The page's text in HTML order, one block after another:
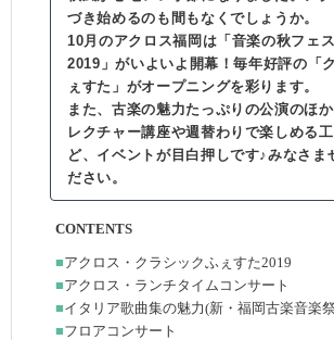
づき始めるのも間もなくでしょうか。
10月のアクロス福岡は「音楽の秋フェ
2019」がいよいよ開幕！毎年好評の「
ぇすた」がオープニングを彩ります。
また、古楽の魅力たっぷりの公演のほ
レクチャー講座や週替わりで楽しめる
ど、イベントが目白押しです♪みなさま
ださい。
CONTENTS
■アクロス・クラシックふぇすた2019
■アクロス・ランチタイムコンサート
■イタリア歌曲集の魅力(新・福岡古楽音楽
■フロアコンサート